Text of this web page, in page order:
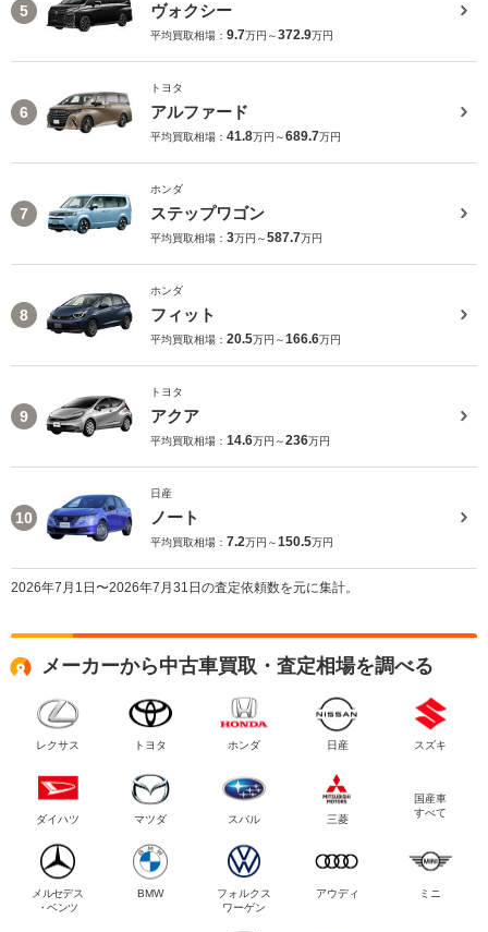
5 ヴォクシー
平均買取相場： 9.7万円～372.9万円
6
トヨタ
アルファード
平均買取相場： 41.8万円～689.7万円
7
ホンダ
ステップワゴン
平均買取相場： 3万円～587.7万円
8
ホンダ
フィット
平均買取相場： 20.5万円～166.6万円
9
トヨタ
アクア
平均買取相場： 14.6万円～236万円
10
日産
ノート
平均買取相場： 7.2万円～150.5万円
2026年7月1日〜2026年7月31日の査定依頼数を元に集計。
メーカーから中古車買取・査定相場を調べる
レクサス トヨタ ホンダ 日産 スズキ
ダイハツ マツダ スバル 三菱
国産車
すべて
メルセデス
・ベンツ
BMW
フォルクス
ワーゲン
アウディ ミニ